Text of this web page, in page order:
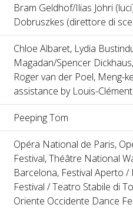
Bram Geldhof/Ilias Johri
Dobruszkes (direttore di
Chloe Albaret, Lydia
Magadan/Spencer
Roger van der Poel, Meng-
assistance by Louis-
Peeping Tom
Opéra National de Paris,
Festival, Théâtre National
Barcelona, Festival Aperto
Festival / Teatro Stabile di
Oriente Occidente Dance